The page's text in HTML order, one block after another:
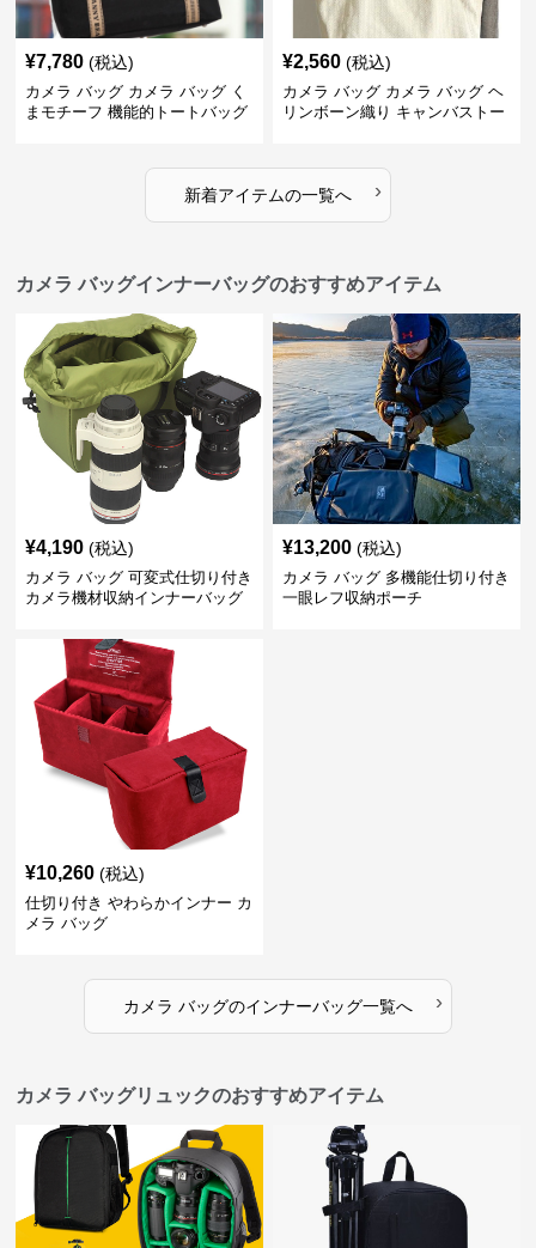
¥7,780 (税込)
カメラ バッグ カメラ バッグ く
まモチーフ 機能的トートバッグ
¥2,560 (税込)
カメラ バッグ カメラ バッグ ヘ
リンボーン織り キャンバストー
新着アイテムの一覧へ ›
カメラ バッグインナーバッグのおすすめアイテム
¥4,190 (税込)
カメラ バッグ 可変式仕切り付き
カメラ機材収納インナーバッグ
¥13,200 (税込)
カメラ バッグ 多機能仕切り付き
一眼レフ収納ポーチ
¥10,260 (税込)
仕切り付き やわらかインナー カ
メラ バッグ
カメラ バッグのインナーバッグ一覧へ ›
カメラ バッグリュックのおすすめアイテム